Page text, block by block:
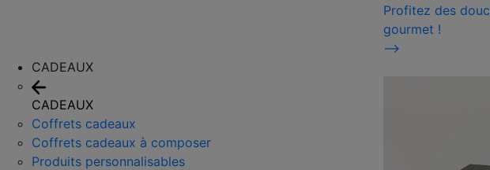
Profitez des
gourmet !
⟶
CADEAUX
CADEAUX
Coffrets cadeaux
Coffrets cadeaux à composer
Produits personnalisables